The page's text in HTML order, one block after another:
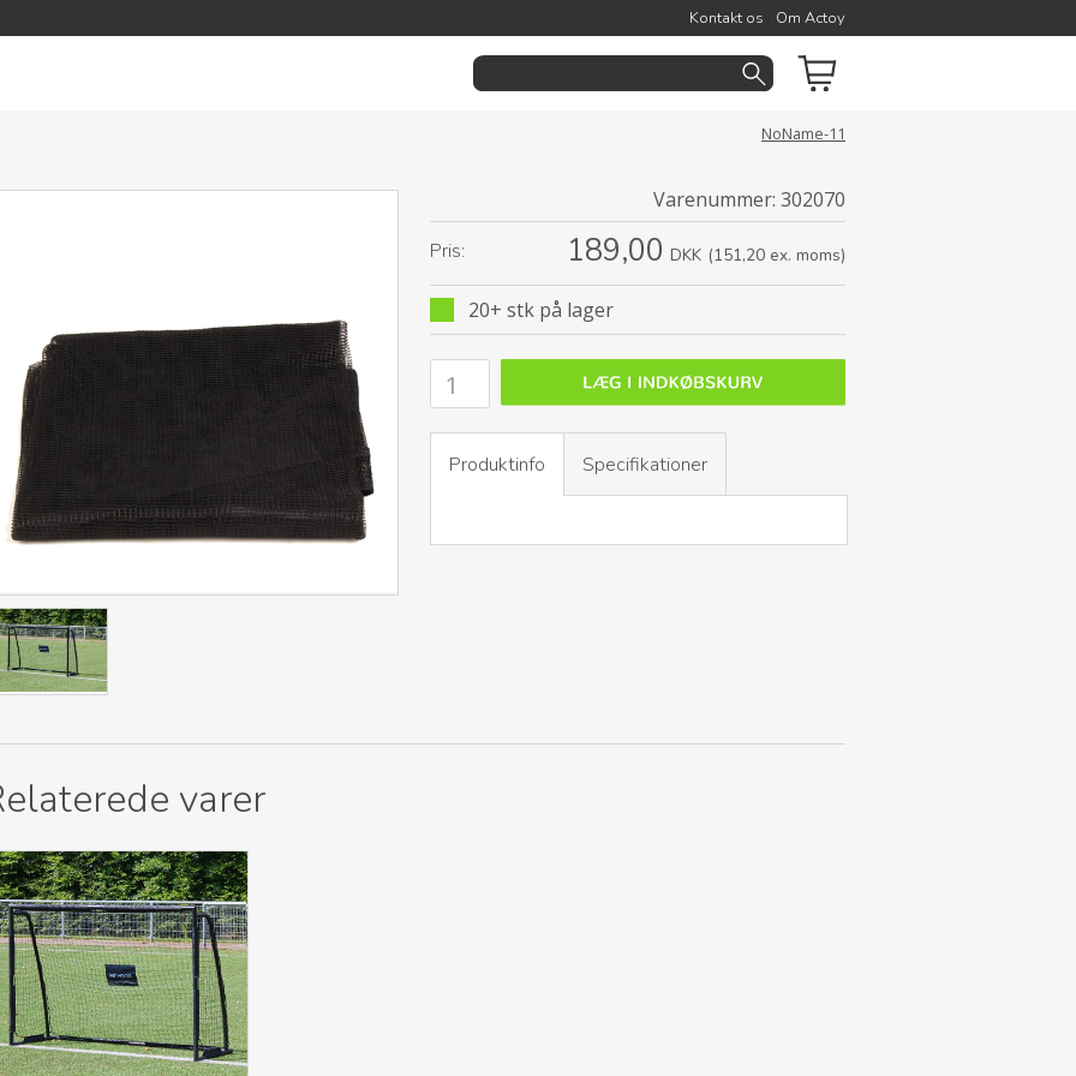
Om Actoy
Kontakt os
NoName-11
Varenummer: 302070
Pris:
189,00 DKK (151,20 ex. moms)
20+ stk på lager
Produktinfo Specifikationer
varer